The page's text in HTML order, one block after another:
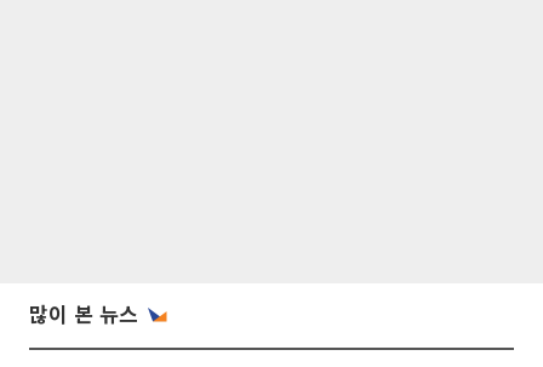
많이 본 뉴스